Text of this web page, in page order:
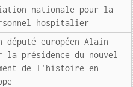
nationale pour la
hospitalier
européen Alain
la présidence du nouvel
de l'histoire en